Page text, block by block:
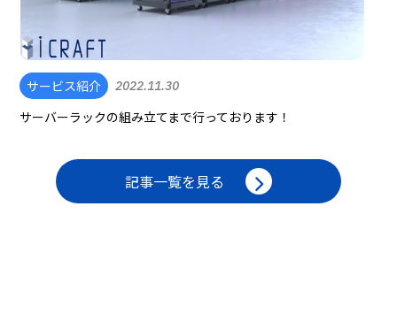
サービス紹介 2022.11.30
サーバーラックの組み立てまで行っております！
記事一覧を見る